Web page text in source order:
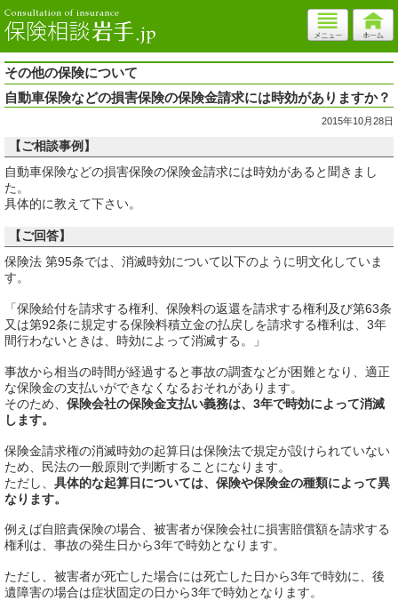
その他の保険について
自動車保険などの損害保険の保険金請求には時効がありますか？
2015年10月28日
【ご相談事例】
自動車保険などの損害保険の保険金請求には時効があると聞きまし
た。
具体的に教えて下さい。
【ご回答】
保険法 第95条では、消滅時効について以下のように明文化していま
す。
「保険給付を請求する権利、保険料の返還を請求する権利及び第63条
又は第92条に規定する保険料積立金の払戻しを請求する権利は、3年
間行わないときは、時効によって消滅する。」
事故から相当の時間が経過すると事故の調査などが困難となり、適正
な保険金の支払いができなくなるおそれがあります。
そのため、 保険会社の保険金支払い義務は、3年で時効によって消滅
します。
保険金請求権の消滅時効の起算日は保険法で規定が設けられていない
ため、民法の一般原則で判断することになります。
ただし、 具体的な起算日については、保険や保険金の種類によって異
なります。
例えば自賠責保険の場合、被害者が保険会社に損害賠償額を請求する
権利は、事故の発生日から3年で時効となります。
ただし、被害者が死亡した場合には死亡した日から3年で時効に、後
遺障害の場合は症状固定の日から3年で時効となります。